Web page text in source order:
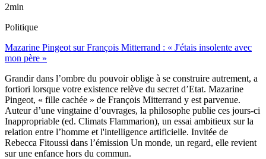
2min
Politique
Mazarine Pingeot sur François Mitterrand : « J'étais insolente avec
mon père »
Grandir dans l’ombre du pouvoir oblige à se construire autrement, a
fortiori lorsque votre existence relève du secret d’Etat. Mazarine
Pingeot, « fille cachée » de François Mitterrand y est parvenue.
Auteur d’une vingtaine d’ouvrages, la philosophe publie ces jours-ci
Inappropriable (ed. Climats Flammarion), un essai ambitieux sur la
relation entre l’homme et l'intelligence artificielle. Invitée de
Rebecca Fitoussi dans l’émission Un monde, un regard, elle revient
sur une enfance hors du commun.